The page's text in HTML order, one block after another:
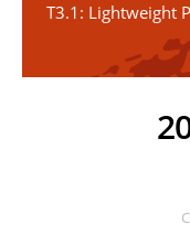
T3.1: Lightweight